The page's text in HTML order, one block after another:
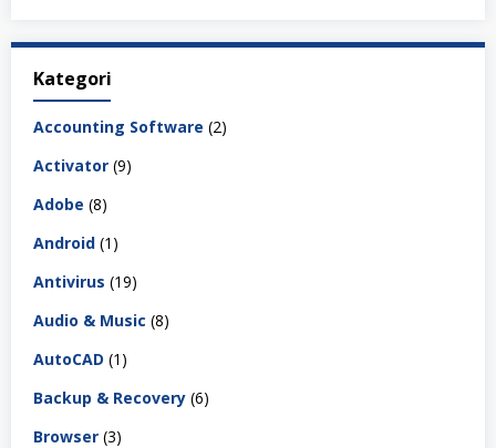
Kategori
Accounting Software (2)
Activator (9)
Adobe (8)
Android (1)
Antivirus (19)
Audio & Music (8)
AutoCAD (1)
Backup & Recovery (6)
Browser (3)